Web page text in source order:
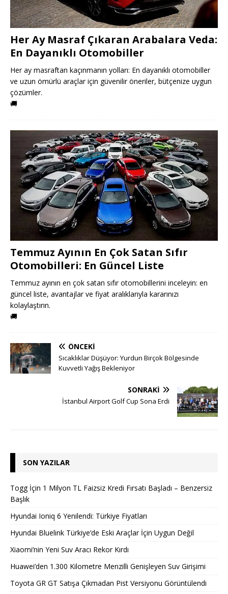
Her Ay Masraf Çıkaran Arabalara Veda:
En Dayanıklı Otomobiller
Her ay masraftan kaçınmanın yolları: En dayanıklı otomobiller
ve uzun ömürlü araçlar için güvenilir öneriler, bütçenize uygun
çözümler.
🚚
Temmuz Ayının En Çok Satan Sıfır
Otomobilleri: En Güncel Liste
Temmuz ayının en çok satan sıfır otomobillerini inceleyin: en
güncel liste, avantajlar ve fiyat aralıklarıyla kararınızı
kolaylaştırın.
🚚
ÖNCEKI
Sıcaklıklar Düşüyor: Yurdun Birçok Bölgesinde
Kuvvetli Yağış Bekleniyor
SONRAKI
İstanbul Airport Golf Cup Sona Erdi
SON YAZILAR
Togg İçin 1 Milyon TL Faizsiz Kredi Fırsatı Başladı – Benzersiz
Başlık
Hyundai Ioniq 6 Yenilendi: Türkiye Fiyatları
Hyundai Bluelink Türkiye’de Eski Araçlar İçin Uygun Değil
Xiaomi’nin Yeni Suv Aracı Rekor Kırdı
Huawei’den 1.300 Kilometre Menzilli Genişleyen Suv Girişimi
Toyota GR GT Satışa Çıkmadan Pist Versiyonu Görüntülendi